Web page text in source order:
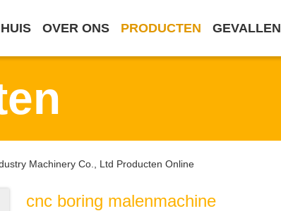
HUIS OVER ONS PRODUCTEN GEVALLEN
Machinery Co., Ltd Producten Online
cnc boring malenmachine